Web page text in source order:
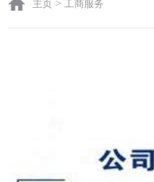
主页 > 工商服务